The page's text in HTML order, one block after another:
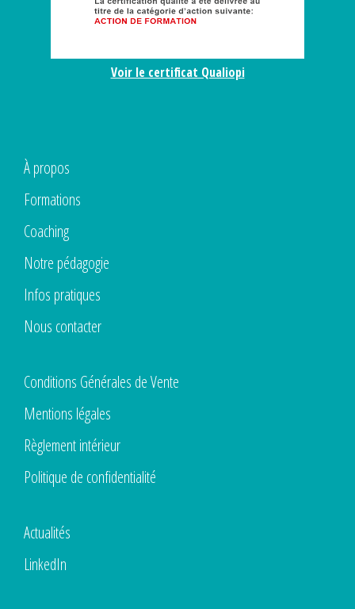
Voir le certificat Qualiopi
À propos
Formations
Coaching
Notre pédagogie
Infos pratiques
Nous contacter
Conditions Générales de Vente
Mentions légales
Règlement intérieur
Politique de confidentialité
Actualités
LinkedIn